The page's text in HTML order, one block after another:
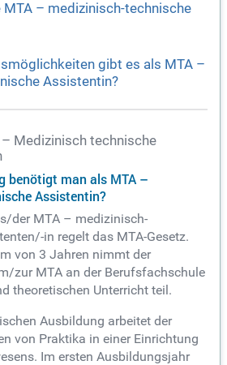
MTA – medizinisch-technische
gibt es als MTA –
Assistentin?
– Medizinisch technische
benötigt man als MTA –
Assistentin?
der MTA – medizinisch-
in regelt das MTA-Gesetz.
von 3 Jahren nimmt der
zur MTA an der Berufsfachschule
theoretischen Unterricht teil.
Ausbildung arbeitet der
von Praktika in einer Einrichtung
Im ersten Ausbildungsjahr